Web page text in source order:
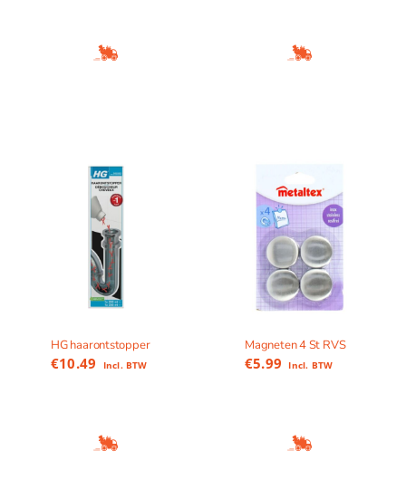
HG haarontstopper
€10.49 Incl. BTW
Magneten 4 St RVS
€5.99 Incl. BTW